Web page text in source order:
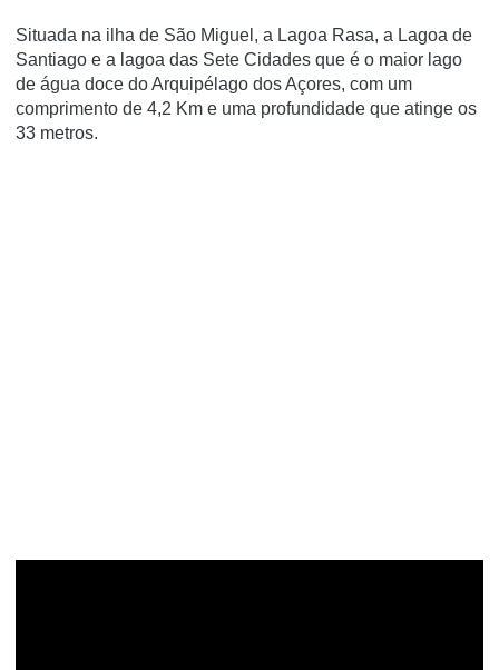
Situada na ilha de São Miguel, a Lagoa Rasa, a Lagoa de
Santiago e a lagoa das Sete Cidades que é o maior lago
de água doce do Arquipélago dos Açores, com um
comprimento de 4,2 Km e uma profundidade que atinge os
33 metros.